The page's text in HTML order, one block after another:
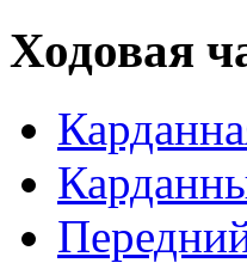
Ходовая